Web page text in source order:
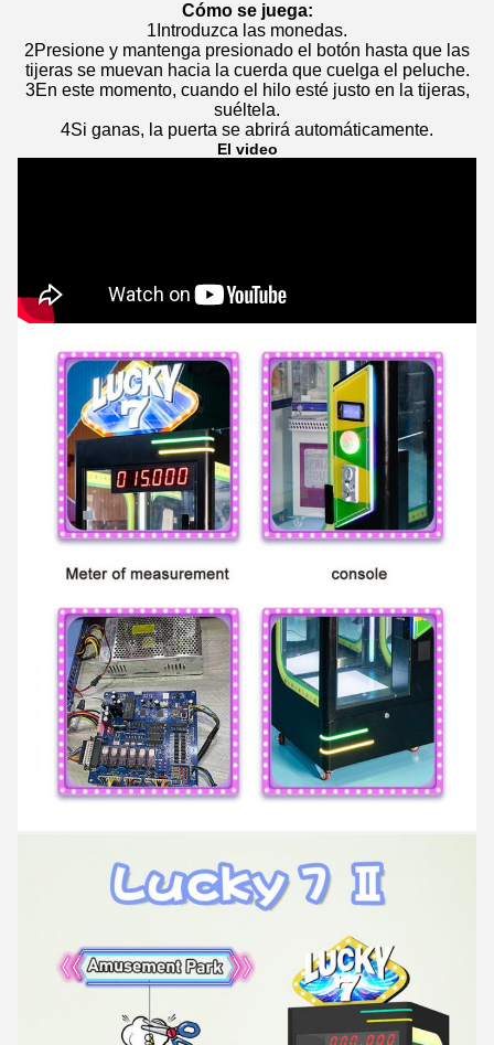
Cómo se juega:
1Introduzca las monedas.
2Presione y mantenga presionado el botón hasta que las
tijeras se muevan hacia la cuerda que cuelga el peluche.
3En este momento, cuando el hilo esté justo en la tijeras,
suéltela.
4Si ganas, la puerta se abrirá automáticamente.
El video